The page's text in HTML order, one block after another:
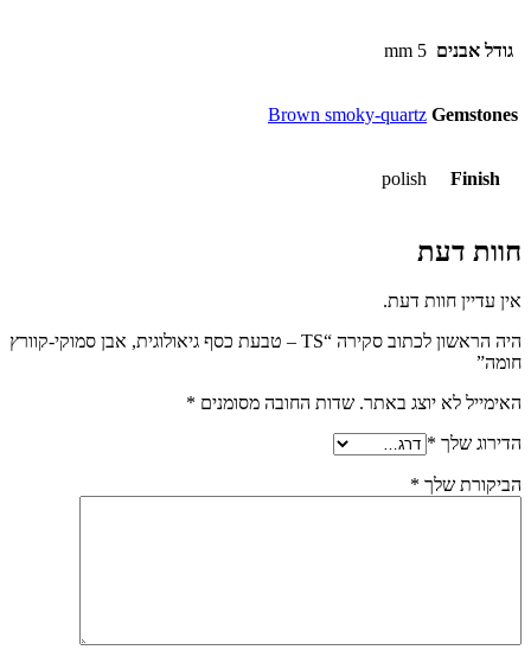
גודל אבנים
Gemstones
Brown smoky-quartz
Finish
polish
חוות דעת
אין עדיין חוות דעת.
היה הראשון לכתוב סקירה “TS – טבעת כסף גיאולוגית, אבן סמוקי-קוורץ
חומה”
האימייל לא יוצג באתר. שדות החובה מסומנים*
הדירוג שלך*
הביקורת שלך*